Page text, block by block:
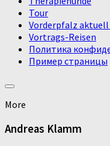
Tour
Vorderpfalz aktuell
Vortrags-Reisen
Политика
Пример страницы
More
Andreas Klamm